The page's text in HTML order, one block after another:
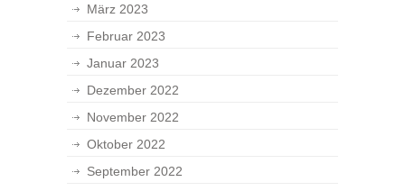
März 2023
Februar 2023
Januar 2023
Dezember 2022
November 2022
Oktober 2022
September 2022